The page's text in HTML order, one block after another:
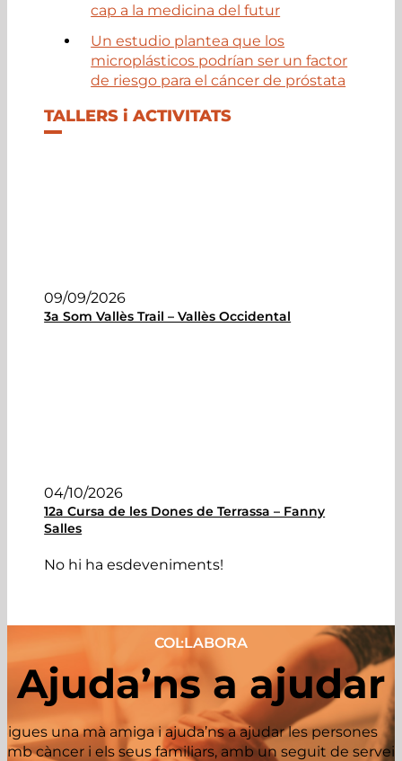
cap a la medicina del futur
Un estudio plantea que los
microplásticos podrían ser un factor
de riesgo para el cáncer de próstata
TALLERS i ACTIVITATS
09/09/2026
3a Som Vallès Trail – Vallès Occidental
04/10/2026
12a Cursa de les Dones de Terrassa – Fanny
Salles
No hi ha esdeveniments!
COL·LABORA
Ajuda’ns a ajudar
Sigues una mà amiga i ajuda’ns a ajudar les persones
amb càncer i els seus familiars, amb un seguit de serveis